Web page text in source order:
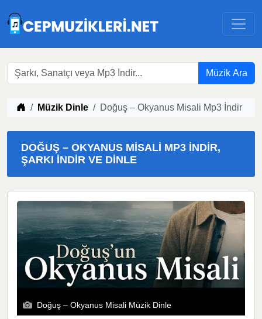
Müzik Ara
Müzik indir
Müzik Dinle Doğuş – Okyanus Misali Mp3 İndir
DOĞUŞ – OKYANUS MISALI MP3 İNDIR,
ŞARKI İNDIR VE DINLE
Doğuş – Okyanus Misali Müzik Dinle